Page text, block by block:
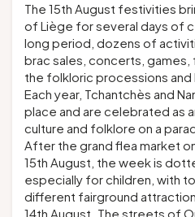
The 15th August festivities
of Liège for several days of
long period, dozens of
brac sales, concerts, games,
the folkloric processions and
Each year, Tchantchès and
place and are celebrated as
culture and folklore on a
After the grand flea market
15th August, the week is
especially for children, with
different fairground
14th August. The streets of